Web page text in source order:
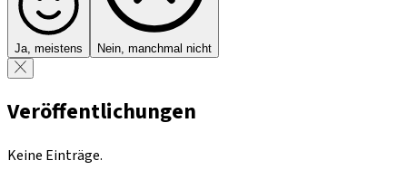
Ja, meistens Nein, manchmal nicht
Veröffentlichungen
Keine Einträge.